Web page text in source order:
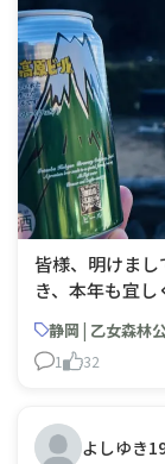
皆様、明けま
き、本年も宜
り寒く、コッ
た来たいキャン
静岡 | 乙女森林
1 32
よしゆき